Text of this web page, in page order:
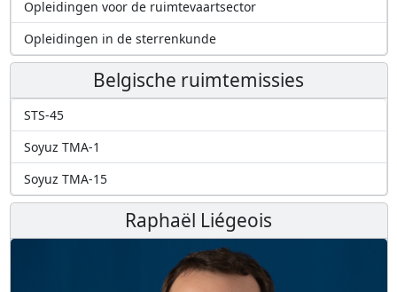
Opleidingen voor de ruimtevaartsector
Opleidingen in de sterrenkunde
Belgische ruimtemissies
STS-45
Soyuz TMA-1
Soyuz TMA-15
Raphaël Liégeois